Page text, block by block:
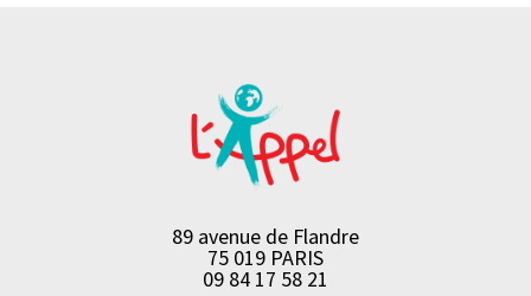
89 avenue de Flandre
75 019 PARIS
09 84 17 58 21